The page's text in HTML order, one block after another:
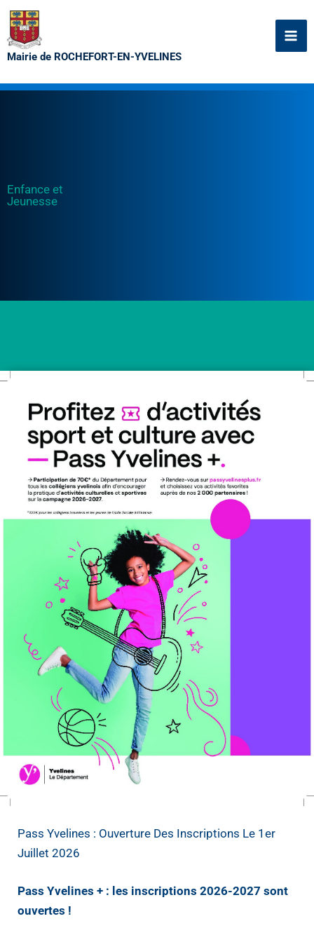
Aller
au
contenu
Mairie de ROCHEFORT-EN-YVELINES
Enfance et
Jeunesse
Pass Yvelines : Ouverture Des Inscriptions Le 1er
Juillet 2026
Pass Yvelines + : les inscriptions 2026-2027 sont
ouvertes !